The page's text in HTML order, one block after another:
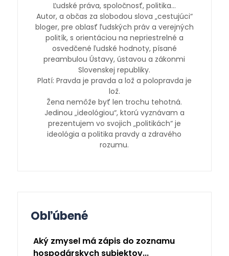
Ľudské práva, spoločnosť, politika…
Autor, a občas za slobodou slova „cestujúci“
bloger, pre oblasť ľudských práv a verejných
politík, s orientáciou na nepriestrelné a
osvedčené ľudské hodnoty, písané
preambulou Ústavy, ústavou a zákonmi
Slovenskej republiky.
Platí: Pravda je pravda a lož a polopravda je
lož.
Žena nemôže byť len trochu tehotná.
Jedinou „ideológiou“, ktorú vyznávam a
prezentujem vo svojich „politikách“ je
ideológia a politika pravdy a zdravého
rozumu.
Obľúbené
Aký zmysel má zápis do zoznamu
hospodárskych subjektov...